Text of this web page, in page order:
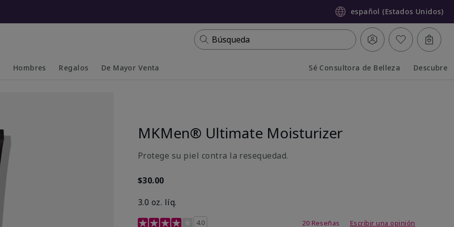
español (Estados Unidos)
Búsqueda
Hombres Regalos De Mayor Venta Sé Consultora de Belleza Descubre
MKMen® Ultimate Moisturizer
Protege su piel contra la resequedad.
$30.00
3.0 oz. líq.
Calificación de clientes de 3,7 de 5
4.0 20 Reseñas Escribir una opinión